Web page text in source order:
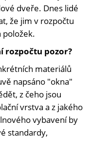
dveře. Dnes lidé
že jim v rozpočtu
položek.
rozpočtu pozor?
materiálů
napsáno "okna"
z čeho jsou
vrstva a z jakého
vybavení by
standardy,